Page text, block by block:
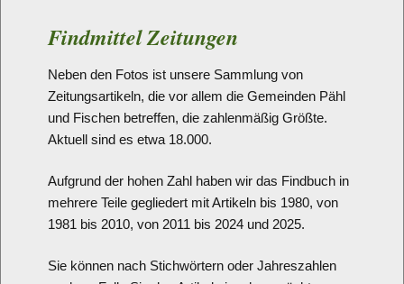
Findmittel Zeitungen
Neben den Fotos ist unsere Sammlung von
Zeitungsartikeln, die vor allem die Gemeinden Pähl
und Fischen betreffen, die zahlenmäßig Größte.
Aktuell sind es etwa 18.000.
Aufgrund der hohen Zahl haben wir das Findbuch in
mehrere Teile gegliedert mit Artikeln bis 1980, von
1981 bis 2010, von 2011 bis 2024 und 2025.
Sie können nach Stichwörtern oder Jahreszahlen